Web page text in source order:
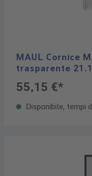
MAUL Cornice
trasparente
55,15 €*
Disponibile, tempi